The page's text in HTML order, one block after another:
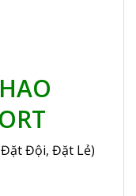
Đội, Đặt Lẻ)